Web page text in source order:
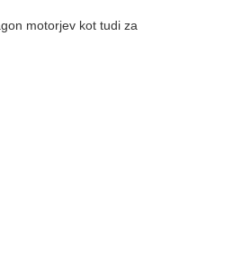
motorjev kot tudi za